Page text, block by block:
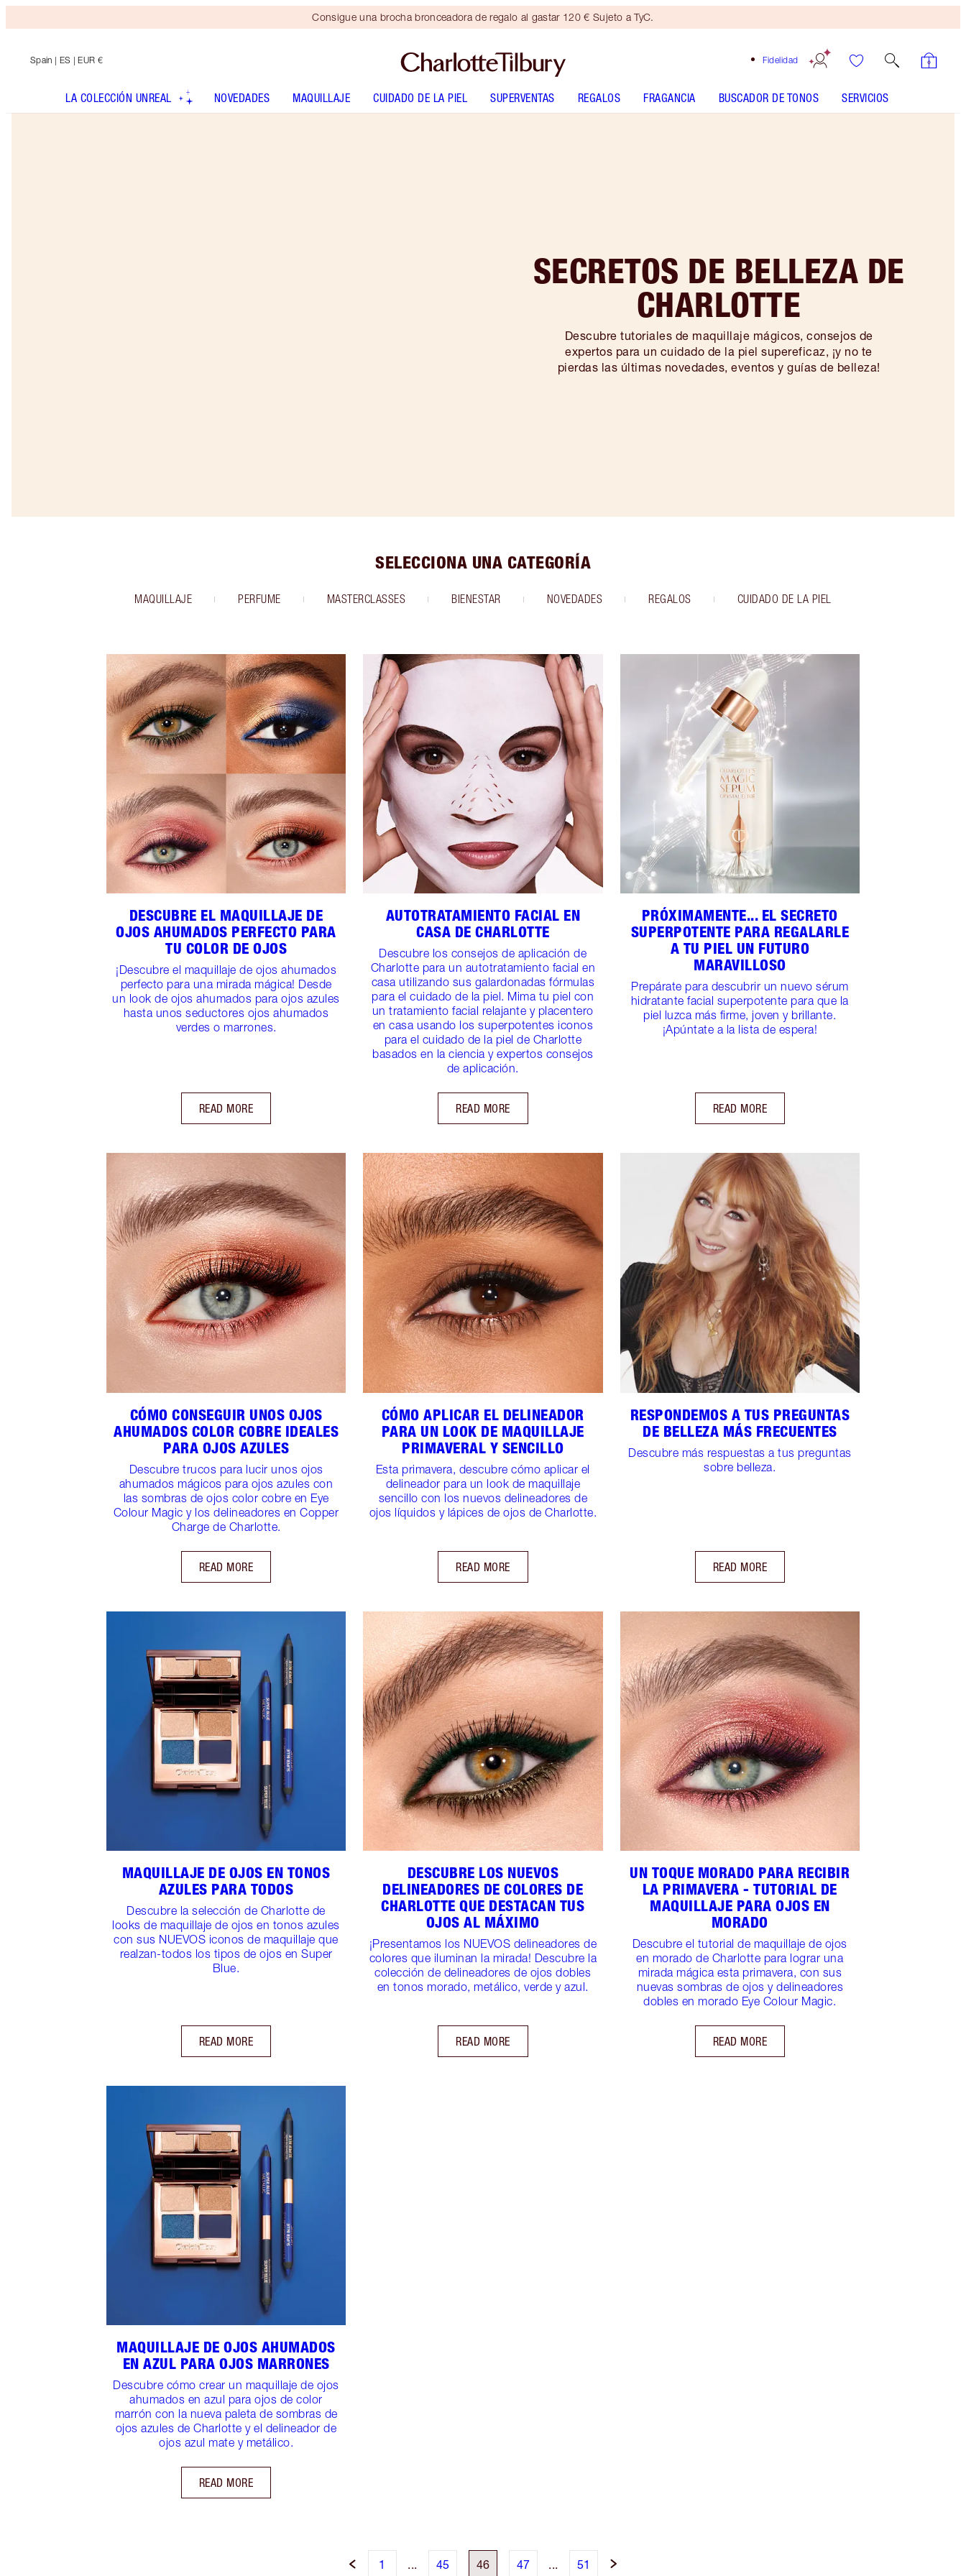
Consigue una brocha bronceadora de regalo al gastar 120 € Sujeto a TyC.
Fidelidad
Spain | ES | EUR €
LA COLECCIÓN UNREAL NOVEDADES MAQUILLAJE CUIDADO DE LA PIEL SUPERVENTAS REGALOS FRAGANCIA BUSCADOR DE TONOS SERVICIOS
SECRETOS DE BELLEZA DE
CHARLOTTE
Descubre tutoriales de maquillaje mágicos, consejos de
expertos para un cuidado de la piel supereficaz, ¡y no te
pierdas las últimas novedades, eventos y guías de belleza!
SELECCIONA UNA CATEGORÍA
MAQUILLAJE PERFUME MASTERCLASSES BIENESTAR NOVEDADES REGALOS CUIDADO DE LA PIEL
DESCUBRE EL MAQUILLAJE DE
OJOS AHUMADOS PERFECTO PARA
TU COLOR DE OJOS
¡Descubre el maquillaje de ojos ahumados
perfecto para una mirada mágica! Desde
un look de ojos ahumados para ojos azules
hasta unos seductores ojos ahumados
verdes o marrones.
READ MORE
AUTOTRATAMIENTO FACIAL EN
CASA DE CHARLOTTE
Descubre los consejos de aplicación de
Charlotte para un autotratamiento facial en
casa utilizando sus galardonadas fórmulas
para el cuidado de la piel. Mima tu piel con
un tratamiento facial relajante y placentero
en casa usando los superpotentes iconos
para el cuidado de la piel de Charlotte
basados en la ciencia y expertos consejos
de aplicación.
READ MORE
PRÓXIMAMENTE... EL SECRETO
SUPERPOTENTE PARA REGALARLE
A TU PIEL UN FUTURO
MARAVILLOSO
Prepárate para descubrir un nuevo sérum
hidratante facial superpotente para que la
piel luzca más firme, joven y brillante.
¡Apúntate a la lista de espera!
READ MORE
CÓMO CONSEGUIR UNOS OJOS
AHUMADOS COLOR COBRE IDEALES
PARA OJOS AZULES
Descubre trucos para lucir unos ojos
ahumados mágicos para ojos azules con
las sombras de ojos color cobre en Eye
Colour Magic y los delineadores en Copper
Charge de Charlotte.
READ MORE
CÓMO APLICAR EL DELINEADOR
PARA UN LOOK DE MAQUILLAJE
PRIMAVERAL Y SENCILLO
Esta primavera, descubre cómo aplicar el
delineador para un look de maquillaje
sencillo con los nuevos delineadores de
ojos líquidos y lápices de ojos de Charlotte.
READ MORE
RESPONDEMOS A TUS PREGUNTAS
DE BELLEZA MÁS FRECUENTES
Descubre más respuestas a tus preguntas
sobre belleza.
READ MORE
MAQUILLAJE DE OJOS EN TONOS
AZULES PARA TODOS
Descubre la selección de Charlotte de
looks de maquillaje de ojos en tonos azules
con sus NUEVOS iconos de maquillaje que
realzan-todos los tipos de ojos en Super
Blue.
READ MORE
DESCUBRE LOS NUEVOS
DELINEADORES DE COLORES DE
CHARLOTTE QUE DESTACAN TUS
OJOS AL MÁXIMO
¡Presentamos los NUEVOS delineadores de
colores que iluminan la mirada! Descubre la
colección de delineadores de ojos dobles
en tonos morado, metálico, verde y azul.
READ MORE
UN TOQUE MORADO PARA RECIBIR
LA PRIMAVERA - TUTORIAL DE
MAQUILLAJE PARA OJOS EN
MORADO
Descubre el tutorial de maquillaje de ojos
en morado de Charlotte para lograr una
mirada mágica esta primavera, con sus
nuevas sombras de ojos y delineadores
dobles en morado Eye Colour Magic.
READ MORE
MAQUILLAJE DE OJOS AHUMADOS
EN AZUL PARA OJOS MARRONES
Descubre cómo crear un maquillaje de ojos
ahumados en azul para ojos de color
marrón con la nueva paleta de sombras de
ojos azules de Charlotte y el delineador de
ojos azul mate y metálico.
READ MORE
1 ... 45 46 47 ... 51